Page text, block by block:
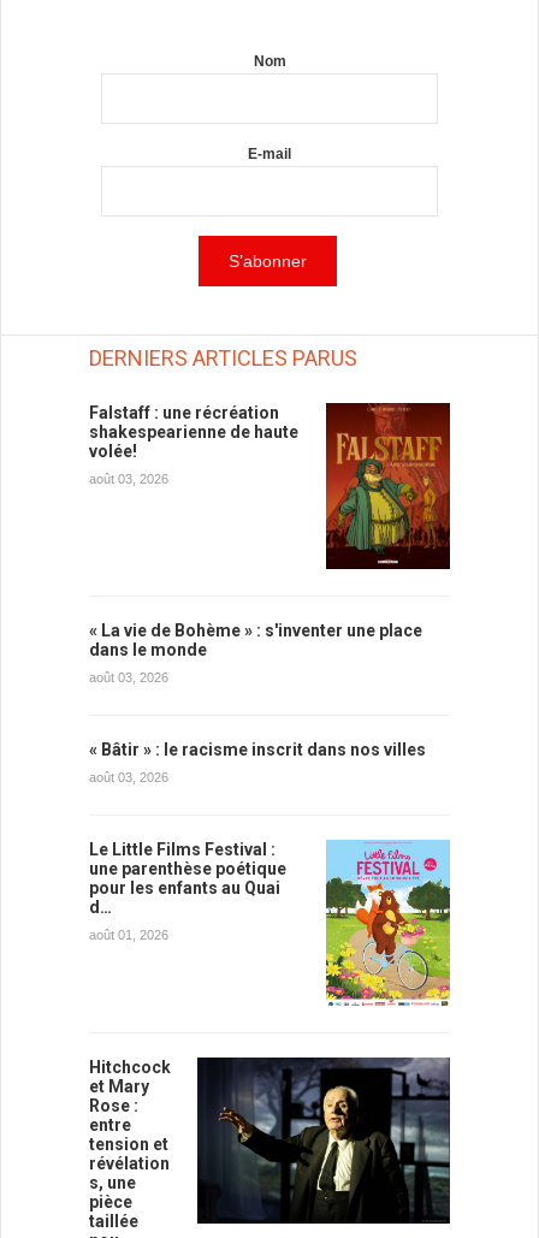
Nom
E-mail
DERNIERS ARTICLES PARUS
Falstaff : une récréation
shakespearienne de haute
volée!
août 03, 2026
« La vie de Bohème » : s'inventer une place
dans le monde
août 03, 2026
« Bâtir » : le racisme inscrit dans nos villes
août 03, 2026
Le Little Films Festival :
une parenthèse poétique
pour les enfants au Quai
d…
août 01, 2026
Hitchcock
et Mary
Rose :
entre
tension et
révélation
s, une
pièce
taillée